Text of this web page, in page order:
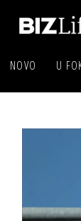
NOVO U